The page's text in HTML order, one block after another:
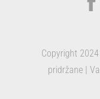
Copyright 2024
pridržane |